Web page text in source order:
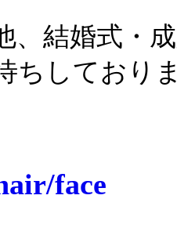
、結婚式・
ちしており
face